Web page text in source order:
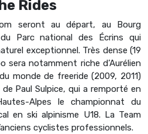
Rides
seront au départ, au Bourg
du Parc national des Écrins qui
exceptionnel. Très dense (19
sera notamment riche d’Aurélien
monde de freeride (2009, 2011)
Paul Sulpice, qui a remporté en
Alpes le championnat du
en ski alpinisme U18. La Team
cyclistes professionnels.